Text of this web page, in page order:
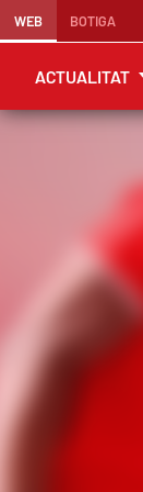
WEB BOTIGA
ACTUALITAT